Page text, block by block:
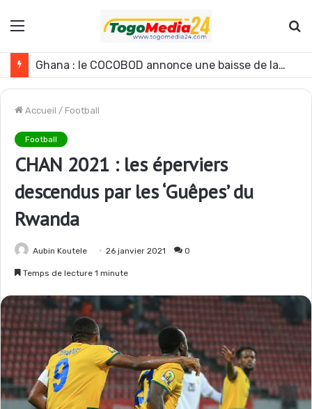
Menu
Ghana : le COCOBOD annonce une baisse de la production de cacao pour la campagne 2026-2027
Accueil / Football
Football
CHAN 2021 : les éperviers
descendus par les ‘Guêpes’ du
Rwanda
Aubin Koutele 26 janvier 2021 0
Temps de lecture 1 minute